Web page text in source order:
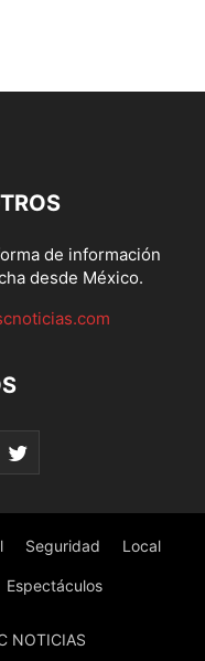
de información
desde México.
Seguridad Local
Espectáculos
NOTICIAS